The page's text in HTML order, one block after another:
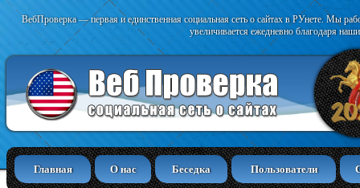
ВебПроверка — первая и единственная социальная сеть о сайтах в РУнете. Мы
увеличивается ежедневно благодаря
Главная О нас Беседка Пользователи